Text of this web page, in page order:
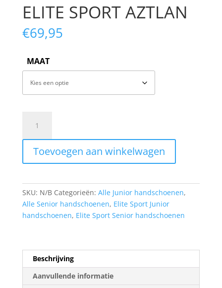
ELITE SPORT AZTLAN
€69,95
MAAT
SPORT
AZTLAN
aantal
Toevoegen aan winkelwagen
SKU: N/B Categorieën: Alle Junior handschoenen,
Alle Senior handschoenen, Elite Sport Junior
handschoenen, Elite Sport Senior handschoenen
Beschrijving
Aanvullende informatie